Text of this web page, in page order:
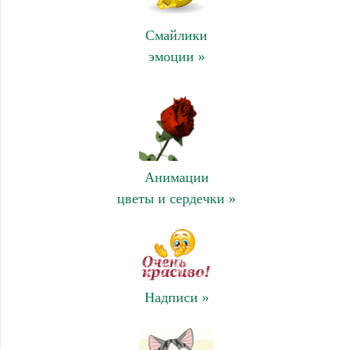
Смайлики
эмоции »
Анимации
цветы и сердечки »
Надписи »